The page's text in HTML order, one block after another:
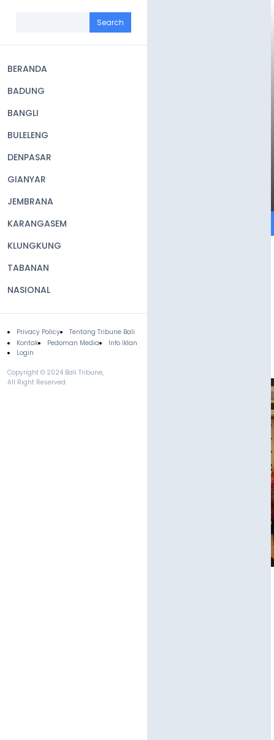
navigation
BERANDA
BADUNG
BANGLI
BULELENG
DENPASAR
GIANYAR
JEMBRANA
KARANGASEM
KLUNGKUNG
TABANAN
NASIONAL
Footer
Privacy Policy
Tentang Tribune Bali
Kontak
Pedoman Media
Info Iklan
Login
Copyright © 2024 Bali Tribune,
All Right Reserved.